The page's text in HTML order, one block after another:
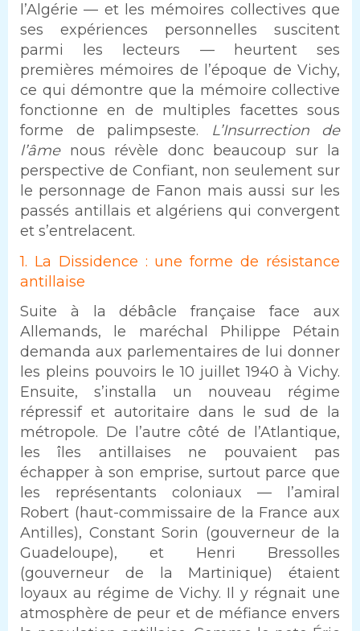
l’Algérie — et les mémoires collectives que
ses expériences personnelles suscitent
parmi les lecteurs — heurtent ses
premières mémoires de l’époque de Vichy,
ce qui démontre que la mémoire collective
fonctionne en de multiples facettes sous
forme de palimpseste.
L’Insurrection de
l’âmenous révèle donc beaucoup sur la
perspective de Confiant, non seulement sur
le personnage de Fanon mais aussi sur les
passés antillais et algériens qui convergent
et s’entrelacent.
1. La Dissidence : une forme de résistance
antillaise
Suite à la débâcle française face aux
Allemands, le maréchal Philippe Pétain
demanda aux parlementaires de lui donner
les pleins pouvoirs le 10 juillet 1940 à Vichy.
Ensuite, s’installa un nouveau régime
répressif et autoritaire dans le sud de la
métropole. De l’autre côté de l’Atlantique,
les îles antillaises ne pouvaient pas
échapper à son emprise, surtout parce que
les représentants coloniaux — l’amiral
Robert (haut-commissaire de la France aux
Antilles), Constant Sorin (gouverneur de la
Guadeloupe), et Henri Bressolles
(gouverneur de la Martinique) étaient
loyaux au régime de Vichy. Il y régnait une
atmosphère de peur et de méfiance envers